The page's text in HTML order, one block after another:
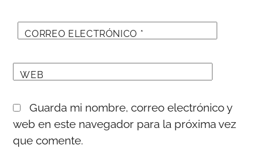
CORREO ELECTRÓNICO *
WEB
Guarda mi nombre, correo electrónico y
web en este navegador para la próxima vez
que comente.